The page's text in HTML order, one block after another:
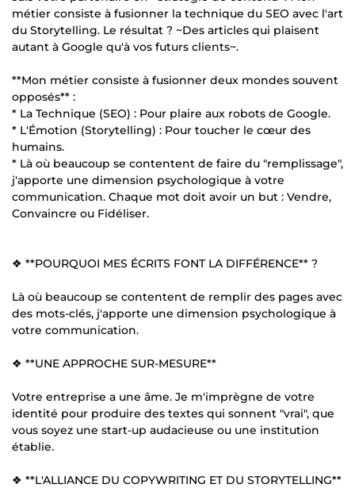
métier consiste à fusionner la technique du SEO avec l'art
du Storytelling. Le résultat ? ~Des articles qui plaisent
autant à Google qu'à vos futurs clients~.
**Mon métier consiste à fusionner deux mondes souvent
opposés** :
* La Technique (SEO) : Pour plaire aux robots de Google.
* L'Émotion (Storytelling) : Pour toucher le cœur des
humains.
* Là où beaucoup se contentent de faire du "remplissage",
j'apporte une dimension psychologique à votre
communication. Chaque mot doit avoir un but : Vendre,
Convaincre ou Fidéliser.
❖ **POURQUOI MES ÉCRITS FONT LA DIFFÉRENCE** ?
Là où beaucoup se contentent de remplir des pages avec
des mots-clés, j'apporte une dimension psychologique à
votre communication.
❖ **UNE APPROCHE SUR-MESURE**
Votre entreprise a une âme. Je m'imprègne de votre
identité pour produire des textes qui sonnent "vrai", que
vous soyez une start-up audacieuse ou une institution
établie.
❖ **L'ALLIANCE DU COPYWRITING ET DU STORYTELLING**